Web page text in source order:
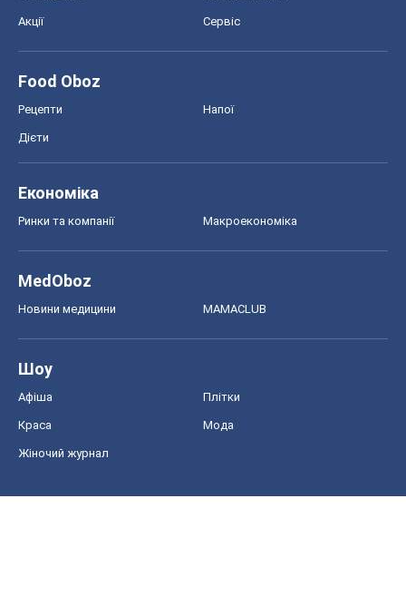
Акції Сервіс
Food Oboz
Рецепти Напої
Дієти
Економіка
Ринки та компанії Макроекономіка
MedOboz
Новини медицини MAMACLUB
Шоу
Афіша Плітки
Краса Мода
Жіночий журнал